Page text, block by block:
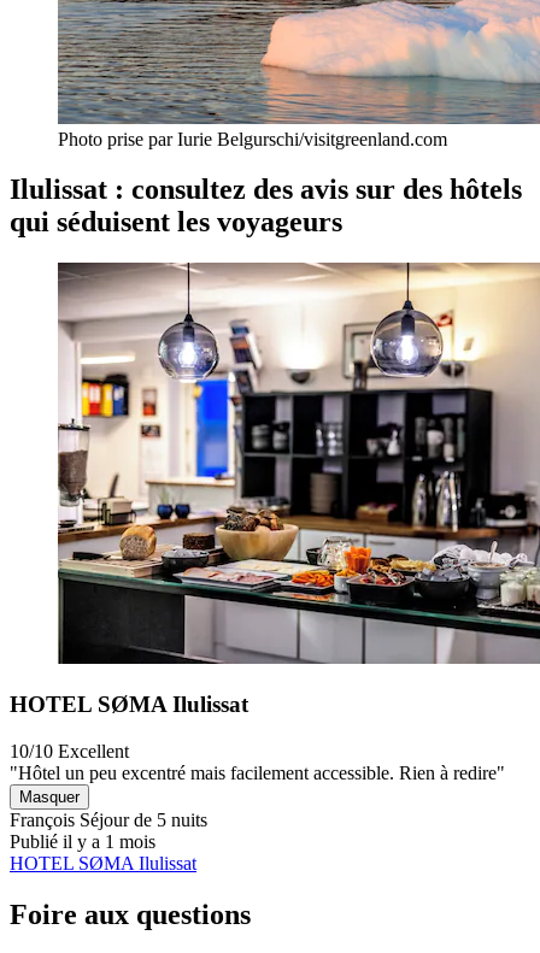
Photo prise par Iurie Belgurschi/visitgreenland.com
Ilulissat : consultez des avis sur des hôtels
qui séduisent les voyageurs
HOTEL SØMA Ilulissat
10/10 Excellent
"Hôtel un peu excentré mais facilement accessible. Rien à redire"
Masquer
François Séjour de 5 nuits
Publié il y a 1 mois
HOTEL SØMA Ilulissat
Foire aux questions